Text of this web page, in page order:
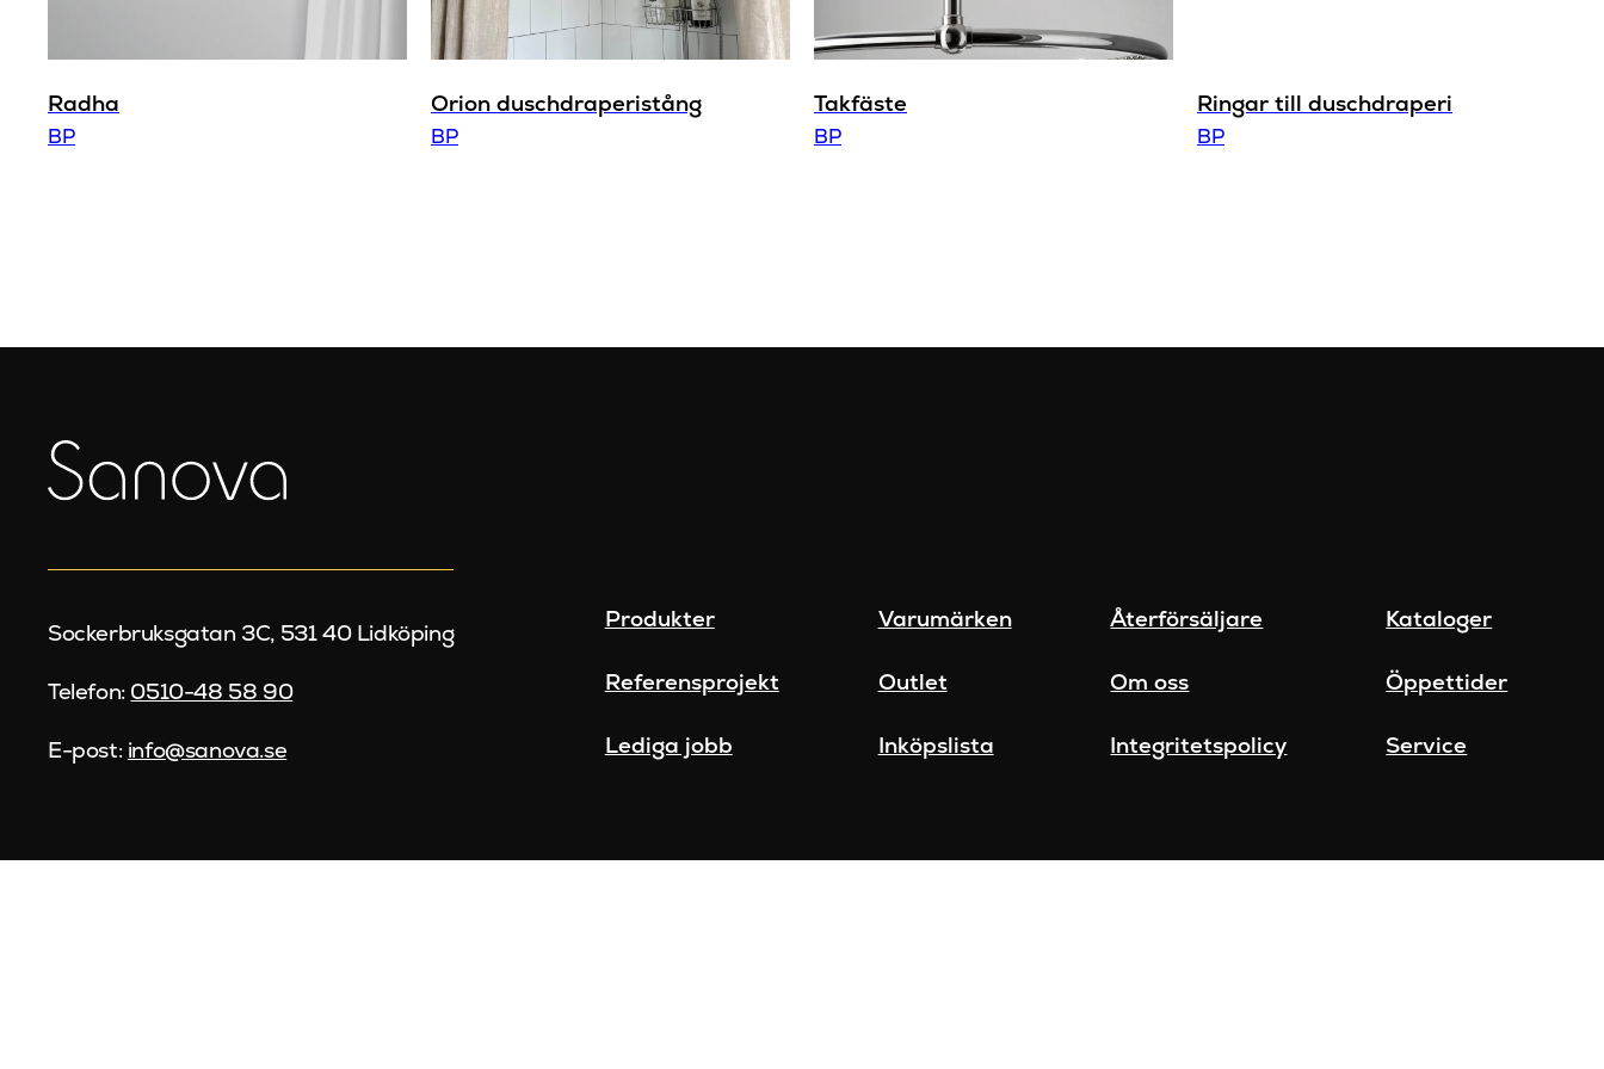
Radha
BP
Orion duschdraperistång
BP
Takfäste
BP
Ringar till duschdraperi
BP
Sockerbruksgatan 3C, 531 40 Lidköping
Telefon: 0510-48 58 90
E-post: info@sanova.se
Produkter Varumärken Återförsäljare Kataloger
Referensprojekt Outlet Om oss Öppettider
Lediga jobb Inköpslista Integritetspolicy Service